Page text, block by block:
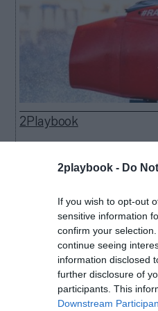
2playbook - Do
If you wish to opt-out
sensitive information
confirm your
continue seeing
information disclosed
further disclosure of
participants. This
Downstream
2Playbook
El equipo español de
ha alcanzadoun
oficial hasta 2025.
se han desvelado, la
en la equipación de
La próxima
participará en la